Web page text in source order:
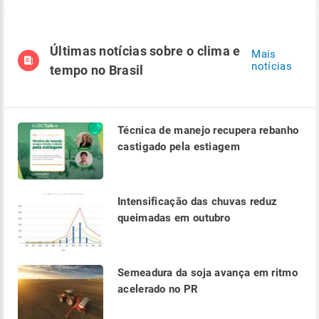
Últimas notícias sobre o clima e
tempo no Brasil
Mais
notícias
Técnica de manejo recupera rebanho
castigado pela estiagem
Intensificação das chuvas reduz
queimadas em outubro
Semeadura da soja avança em ritmo
acelerado no PR